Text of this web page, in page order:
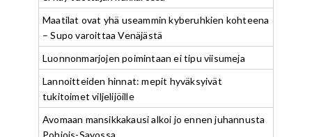
Maatilat ovat yhä useammin kyberuhkien kohteena
– Supo varoittaa Venäjästä
Luonnonmarjojen poimintaan ei tipu viisumeja
Lannoitteiden hinnat: mepit hyväksyivät
tukitoimet viljelijöille
Avomaan mansikkakausi alkoi jo ennen juhannusta
Pohjois-Savossa